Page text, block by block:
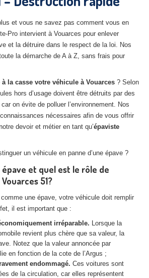
Paris 75 : casse auto avec destruction
77 : casse auto avec destruction
92 : casse auto avec destruction
93 : casse auto avec destruction
94 : casse auto avec destruction
95 : casse auto avec destruction
et vous ne savez pas comment vous en
Pro intervient à Vouarces pour enlever
et la détruire dans le respect de la loi. Nos
la démarche de A à Z, sans frais pour
à la casse votre véhicule à Vouarces ? Selon
hors d’usage doivent être détruits par des
on évite de polluer l’environnement. Nos
nécessaires afin de vous offrir
devoir et métier en tant qu’épaviste
un véhicule en panne d’une épave ?
épave et quel est le rôle de
51?
une épave, votre véhicule doit remplir
il est important que :
irréparable. Lorsque la
revient plus chère que sa valeur, la
Notez que la valeur annoncée par
en fonction de la cote de l’Argus ;
endommagé. Ces voitures sont
de la circulation, car elles représentent